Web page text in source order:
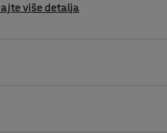
više detalja